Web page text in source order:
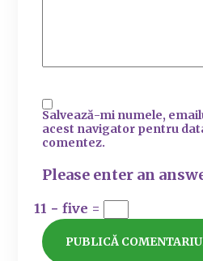
Salvează-mi numele,
acest navigator pentru
comentez.
Please enter an
11 − five =